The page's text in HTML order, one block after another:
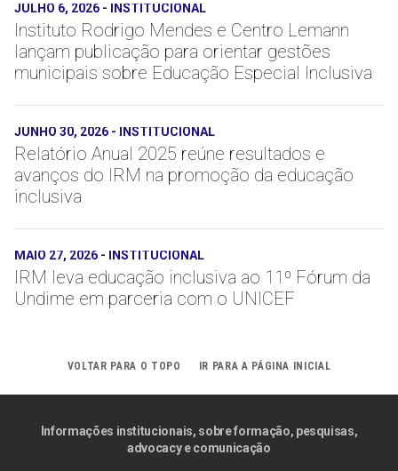
JULHO 6, 2026 - INSTITUCIONAL
Instituto Rodrigo Mendes e Centro Lemann
lançam publicação para orientar gestões
municipais sobre Educação Especial Inclusiva
JUNHO 30, 2026 - INSTITUCIONAL
Relatório Anual 2025 reúne resultados e
avanços do IRM na promoção da educação
inclusiva
MAIO 27, 2026 - INSTITUCIONAL
IRM leva educação inclusiva ao 11º Fórum da
Undime em parceria com o UNICEF
VOLTAR PARA O TOPO IR PARA A PÁGINA INICIAL
Informações institucionais, sobre formação, pesquisas,
advocacy e comunicação